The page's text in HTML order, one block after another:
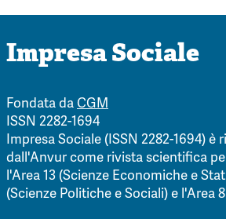
Impresa Sociale
Fondata daCGM
ISSN 2282-1694
Impresa Sociale (ISSN 2282-1694) è
dall'Anvur come rivista scientifica
l'Area 13 (Scienze Economiche e
(Scienze Politiche e Sociali) e l'Area